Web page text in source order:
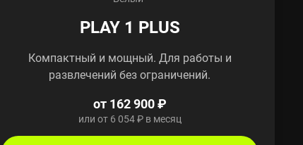
PLAY 1 PLUS
Компактный и мощный. Для работы и
развлечений без ограничений.
от 162 900 ₽
или от 6 054 ₽ в месяц